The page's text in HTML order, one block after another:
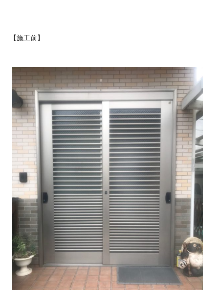
【施工前】